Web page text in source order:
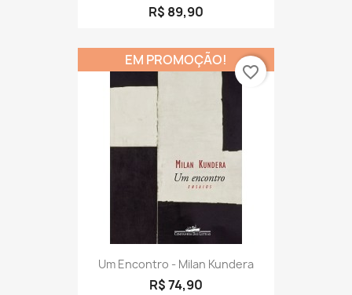
R$ 89,90
Um Encontro - Milan Kundera
R$ 74,90
EM PROMOÇÃO!
favorite_border